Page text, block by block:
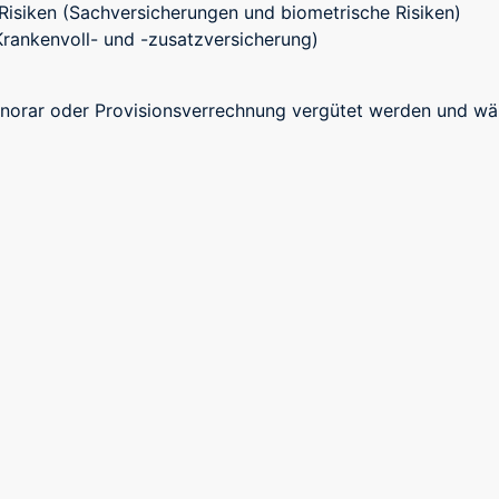
(Sachversicherungen und biometrische Risiken)
und -zusatzversicherung)
oder Provisionsverrechnung vergütet werden und